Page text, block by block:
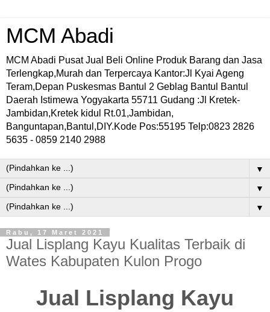
MCM Abadi
MCM Abadi Pusat Jual Beli Online Produk Barang dan Jasa
Terlengkap,Murah dan Terpercaya Kantor:Jl Kyai Ageng
Teram,Depan Puskesmas Bantul 2 Geblag Bantul Bantul
Daerah Istimewa Yogyakarta 55711 Gudang :Jl Kretek-
Jambidan,Kretek kidul Rt.01,Jambidan,
Banguntapan,Bantul,DIY.Kode Pos:55195 Telp:0823 2826
5635 - 0859 2140 2988
▼
▼
▼
Rabu, 17 Maret 2021
Jual Lisplang Kayu Kualitas Terbaik di
Wates Kabupaten Kulon Progo
Jual Lisplang Kayu